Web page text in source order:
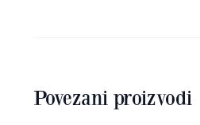
Povezani proizvodi